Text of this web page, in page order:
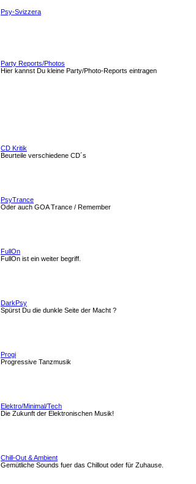
Psy-Svizzera
Party Reports/Photos
Hier kannst Du kleine Party/Photo-Reports eintragen
CD Kritik
Beurteile verschiedene CD´s
PsyTrance
Oder auch GOA Trance / Remember
FullOn
FullOn ist ein weiter begriff.
DarkPsy
Spürst Du die dunkle Seite der Macht ?
Progi
Progressive Tanzmusik
Elektro/Minimal/Tech
Die Zukunft der Elektronischen Musik!
Chill-Out & Ambient
Gemütliche Sounds fuer das Chillout oder für Zuhause.